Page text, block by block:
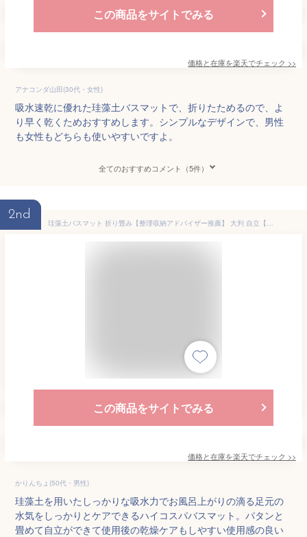
この商品をサイトでみる
価格と在庫を楽天でチェック >>
アナコンダ山田(30代・女性)
吸水速乾に優れた珪藻土バスマットで、折りたためるので、よ
り早く乾くためおすすめします。シンプルなデザインで、男性
も女性もどちらも使いやすいですよ。
全てのおすすめコメント（5件）
2nd
珪藻土バスマット 折り畳み【整理収納アドバイザー推薦】 大判 自立【雑誌天然生活掲載】速乾 珪藻土マット 足ふきマット グレー バスマット 吸水 お風呂マット 抗菌 衛生的 風呂 浴室 マット 玄関マット アスベスト試験合格
この商品をサイトでみる
価格と在庫を楽天でチェック >>
かりんちょ(50代・男性)
珪藻土を用いたしっかりな吸水力でお風呂上がりの滴る足元の
水気をしっかりとケアできるハイコスパバスマット。パタンと
畳めて自立ができて使用後の乾燥ケアもしやすい使用感の良い